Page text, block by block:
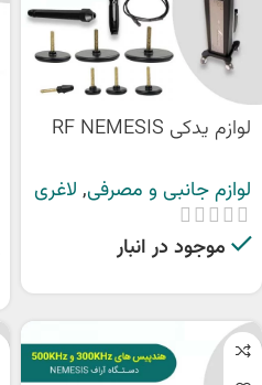
لوازم یدکی RF NEMESIS
لوازم جانبی و مصرفی, لاغری
موجود در انبار